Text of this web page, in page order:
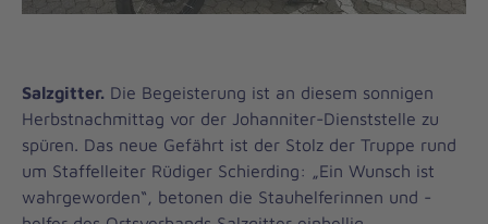
Salzgitter. Die Begeisterung ist an diesem sonnigen
Herbstnachmittag vor der Johanniter-Dienststelle zu
spüren. Das neue Gefährt ist der Stolz der Truppe rund
um Staffelleiter Rüdiger Schierding: „Ein Wunsch ist
wahrgeworden“, betonen die Stauhelferinnen und -